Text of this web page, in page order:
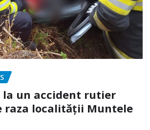
un accident rutier
raza localității Muntele